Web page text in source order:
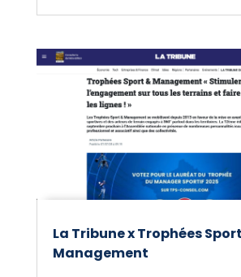
La Tribune x Trophées
Management